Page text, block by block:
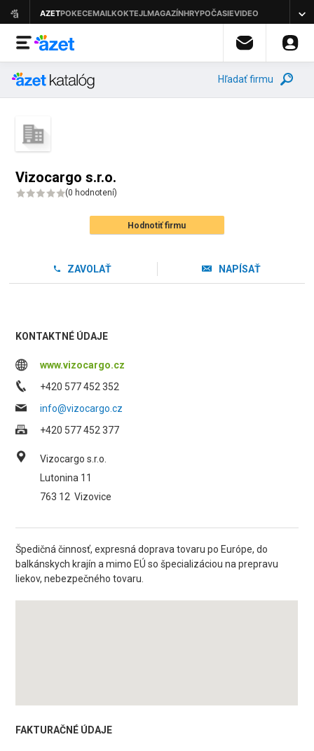
Hľadať firmu
Vizocargo s.r.o.
(0 hodnotení)
Hodnotiť firmu
ZAVOLAŤ NAPÍSAŤ
KONTAKTNÉ ÚDAJE
www.vizocargo.cz
+420 577 452 352
info@vizocargo.cz
+420 577 452 377
Vizocargo s.r.o.
Lutonina 11
763 12 Vizovice
Špedičná činnosť, expresná doprava tovaru po Európe, do
balkánskych krajín a mimo EÚ so špecializáciou na prepravu
liekov, nebezpečného tovaru.
FAKTURAČNÉ ÚDAJE